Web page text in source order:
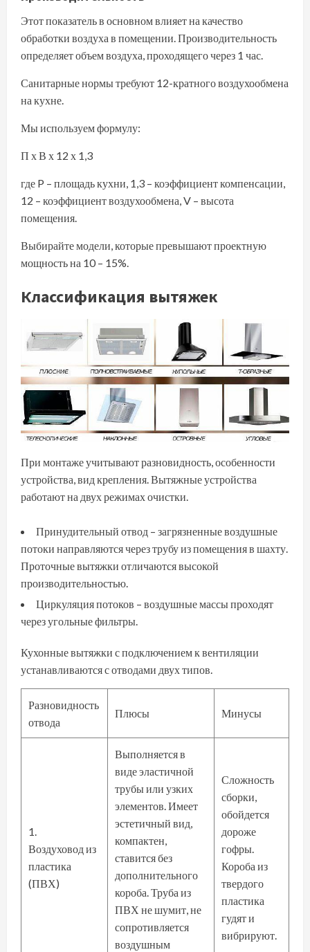
Этот показатель в основном влияет на качество
обработки воздуха в помещении. Производительность
определяет объем воздуха, проходящего через 1 час.
Санитарные нормы требуют 12-кратного воздухообмена
на кухне.
Мы используем формулу:
П х В х 12 х 1,3
где P – площадь кухни, 1,3 – коэффициент компенсации,
12 – коэффициент воздухообмена, V – высота
помещения.
Выбирайте модели, которые превышают проектную
мощность на 10 – 15%.
Классификация вытяжек
При монтаже учитывают разновидность, особенности
устройства, вид крепления. Вытяжные устройства
работают на двух режимах очистки.
Принудительный отвод – загрязненные воздушные
потоки направляются через трубу из помещения в шахту.
Проточные вытяжки отличаются высокой
производительностью.
Циркуляция потоков – воздушные массы проходят
через угольные фильтры.
Кухонные вытяжки с подключением к вентиляции
устанавливаются с отводами двух типов.
Разновидность
отвода
Плюсы Минусы
1.
Воздуховод из
пластика
(ПВХ)
Выполняется в
виде эластичной
трубы или узких
элементов. Имеет
эстетичный вид,
компактен,
ставится без
дополнительного
короба. Труба из
ПВХ не шумит, не
сопротивляется
воздушным
Сложность
сборки,
обойдется
дороже
гофры.
Короба из
твердого
пластика
гудят и
вибрируют.